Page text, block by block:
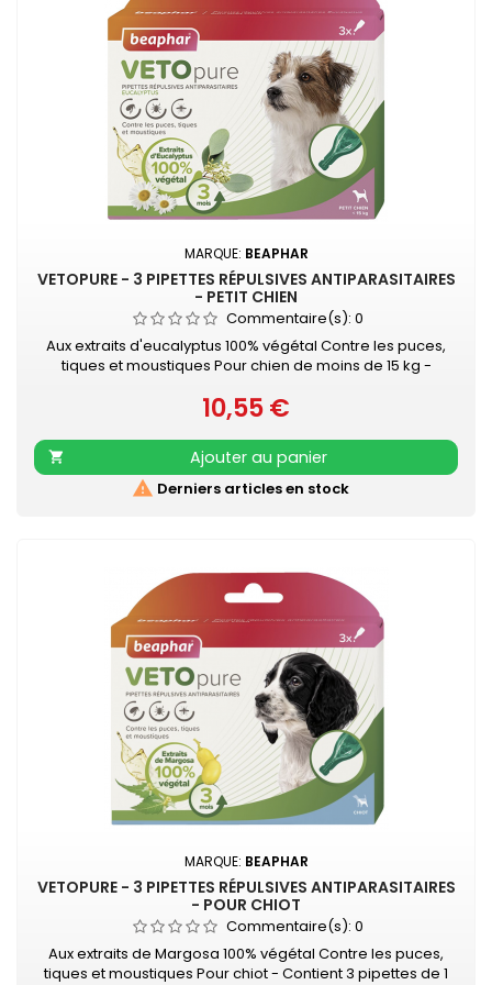
MARQUE: BEAPHAR
VETOPURE - 3 PIPETTES RÉPULSIVES ANTIPARASITAIRES
- PETIT CHIEN
Commentaire(s): 0
Aux extraits d'eucalyptus 100% végétal Contre les puces,
tiques et moustiques Pour chien de moins de 15 kg -
les puces, tiques et moustiques• Protection de 3 mois•
Facile à appliquer
Prix
10,55 €

Ajouter au panier
 Derniers articles en stock
MARQUE: BEAPHAR
VETOPURE - 3 PIPETTES RÉPULSIVES ANTIPARASITAIRES
- POUR CHIOT
Commentaire(s): 0
Aux extraits de Margosa 100% végétal Contre les puces,
tiques et moustiques Pour chiot - Contient 3 pipettes de 1